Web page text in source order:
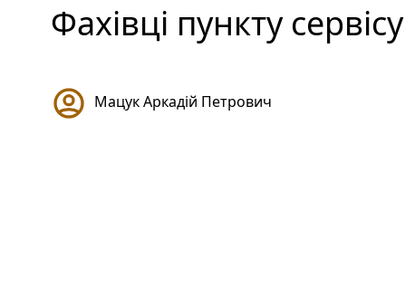
Фахівці пункту сервісу
Мацук Аркадій Петрович